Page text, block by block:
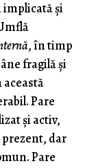
implicată și
, în timp
fragilă și
Pare
şi activ,
dar
Pare